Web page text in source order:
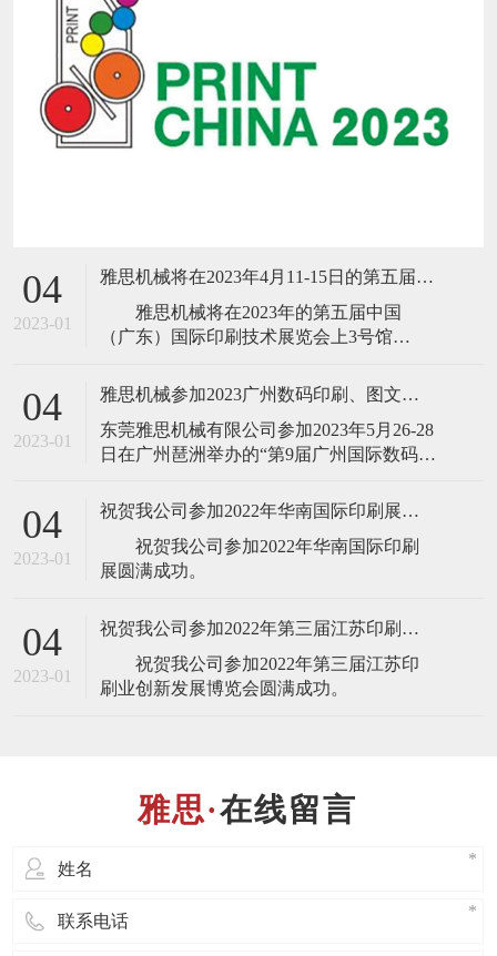
04
2023-01
雅思机械将在2023年4月11-15日的第五届中国(广东)国际印刷技术展览会
雅思机械将在2023年的第五届中国
（广东）国际印刷技术展览会上3号馆
速胶装联动线、高速三面切书机、数码折
配锁一体机、NO SPACE不空格高速全自动
锁线机、高速
04
2023-01
雅思机械参加2023广州数码印刷、图文快印展
​东莞雅思机械有限公司参加2023年5月26-28
日在广州琶洲举办的“第9届广州国际数码印
全自动锁线机，欢迎业界人士莅临雅思机
市雅思机械设备有限公司是一家专业设
计、制造、销售、服务于
04
2023-01
祝贺我公司参加2022年华南国际印刷展圆满成功
祝贺我公司参加2022年华南国际印刷
04
2023-01
祝贺我公司参加2022年第三届江苏印刷业创新发展博览会圆满成功
祝贺我公司参加2022年第三届江苏印
在线留言